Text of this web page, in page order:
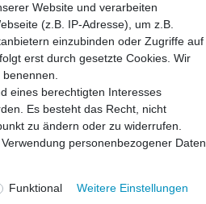
* inkl. ges. MwSt. zzgl.Versandkosten
Website und verarbeiten
(z.B. IP-Adresse), um z.B.
einzubinden oder Zugriffe auf
erst durch gesetzte Cookies. Wir
eines berechtigten Interesses
Es besteht das Recht, nicht
zu ändern oder zu widerrufen.
personenbezogener Daten
Funktional Weitere Einstellungen